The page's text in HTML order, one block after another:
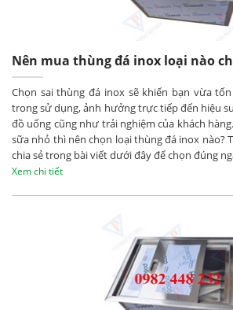
Nên mua thùng đá inox loại nào
Chọn sai thùng đá inox sẽ khiến bạn vừa
trong sử dụng, ảnh hưởng trực tiếp đến hiệu
đồ uống cũng như trải nghiệm của khách
sữa nhỏ thì nên chọn loại thùng đá inox nào?
chia sẻ trong bài viết dưới đây để chọn đúng
Xem chi tiết